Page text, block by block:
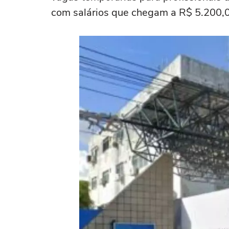
com salários que chegam a R$